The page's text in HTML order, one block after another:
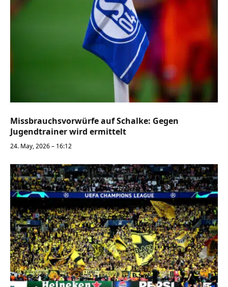
Missbrauchsvorwürfe auf Schalke: Gegen
Jugendtrainer wird ermittelt
24. May, 2026 – 16:12